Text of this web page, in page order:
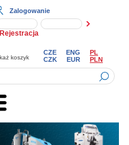
Zalogowanie
Rejestracja
CZE ENG
PL
CZK
EUR PLN